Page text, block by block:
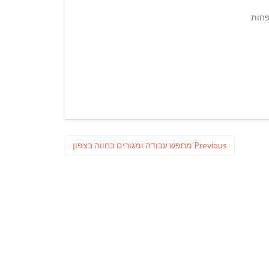
Previous
Previous
מחפש עבודה ומגורים בחווה בצפון